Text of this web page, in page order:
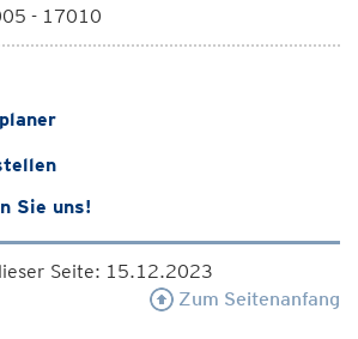
- 17010
Sie uns!
Seite: 15.12.2023
Zum Seitenanfang